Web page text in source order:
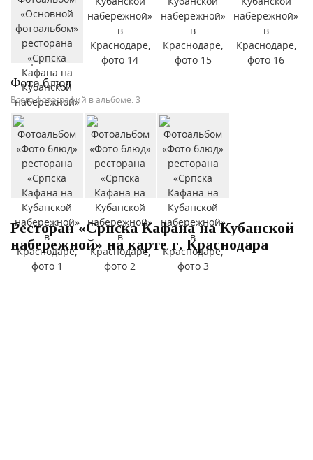
Фото блюд
Всего фотографий в альбоме: 3
Ресторан «Српска Кафана на Кубанской
набережной» на карте г. Краснодара